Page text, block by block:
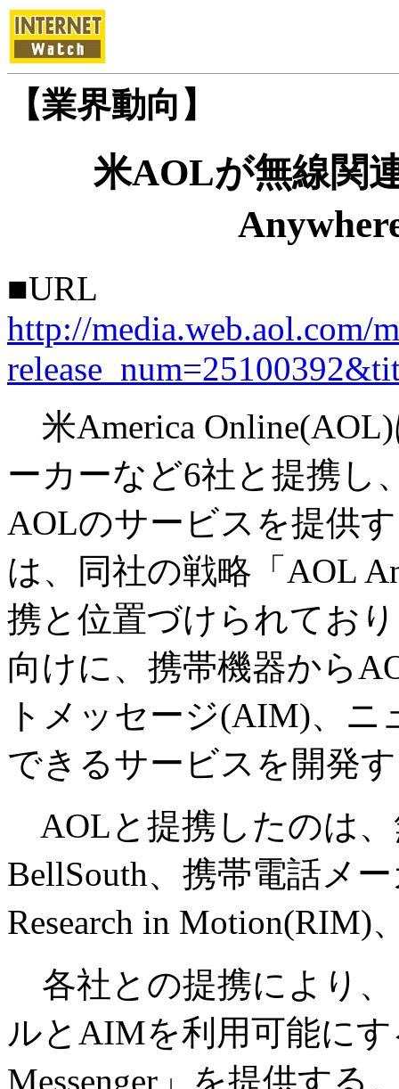
【業界動向】
米AOLが無線関
■URL
http://media.web.aol.com/
米America
ーカーなど6社と提携し
AOLのサービスを提供
は、同社の戦略「AOL
携と位置づけられてお
向けに、携帯機器から
トメッセージ(AIM)、
できるサービスを開発
AOLと提携したのは、
BellSouth、携帯電話メ
Research in Motion(RIM)
各社との提携により
ルとAIMを利用可能に
Messenger」を提供する